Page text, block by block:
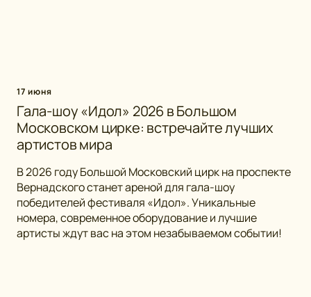
17 июня
Гала-шоу «Идол» 2026 в Большом
Московском цирке: встречайте лучших
артистов мира
В 2026 году Большой Московский цирк на проспекте
Вернадского станет ареной для гала-шоу
победителей фестиваля «Идол». Уникальные
номера, современное оборудование и лучшие
артисты ждут вас на этом незабываемом событии!